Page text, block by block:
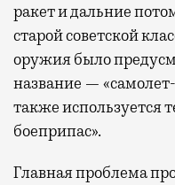
ракет и дальние
старой советской
оружия было
название —
также
боеприпас».
Главная проблема